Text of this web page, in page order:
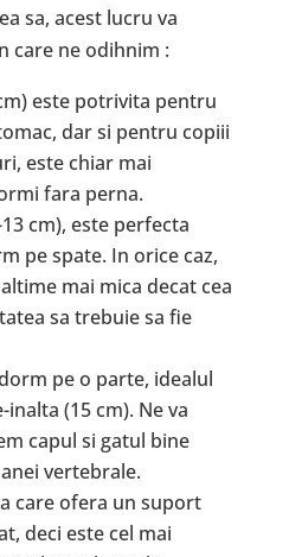
sa, acest lucru va
care ne odihnim :
este potrivita pentru
dar si pentru copiii
este chiar mai
fara perna.
cm), este perfecta
pe spate. In orice caz,
mai mica decat cea
sa trebuie sa fie
pe o parte, idealul
(15 cm). Ne va
capul si gatul bine
vertebrale.
care ofera un suport
deci este cel mai